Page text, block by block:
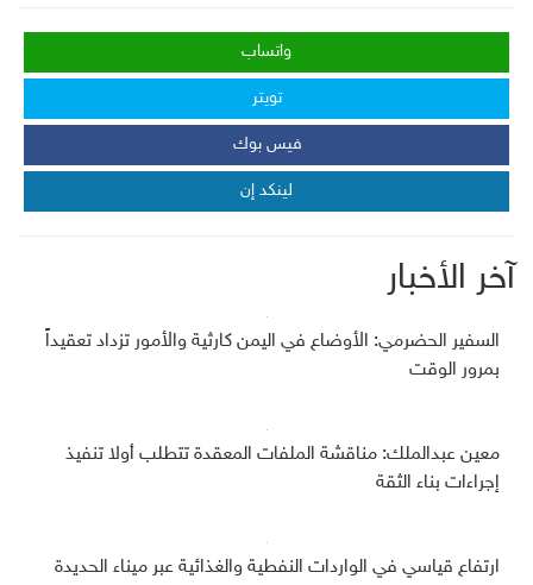
واتساب
تويتر
فيس بوك
لينكد إن
آخر الأخبار
السفير الحضرمي: الأوضاع في اليمن كارثية والأمور تزداد تعقيداً
بمرور الوقت
معين عبدالملك: مناقشة الملفات المعقدة تتطلب أولا تنفيذ
إجراءات بناء الثقة
ارتفاع قياسي في الواردات النفطية والغذائية عبر ميناء الحديدة